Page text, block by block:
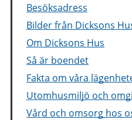
Besöksadress
Bilder från Dicksons
Om Dicksons Hus
Så är boendet
Fakta om våra
Utomhusmiljö och
Vård och omsorg hos